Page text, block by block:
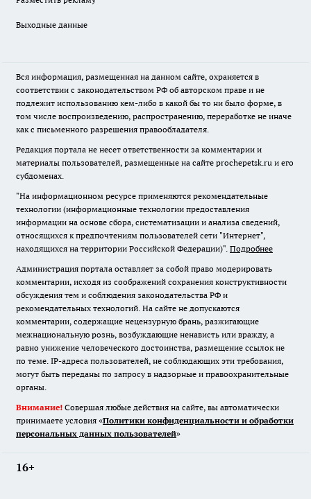
Выходные данные
Вся информация, размещенная на данном сайте, охраняется в
соответствии с законодательством РФ об авторском праве и не
подлежит использованию кем-либо в какой бы то ни было форме, в
том числе воспроизведению, распространению, переработке не иначе
как с письменного разрешения правообладателя.
Редакция портала не несет ответственности за комментарии и
материалы пользователей, размещенные на сайте prochepetsk.ru и его
субдоменах.
"На информационном ресурсе применяются рекомендательные
технологии (информационные технологии предоставления
информации на основе сбора, систематизации и анализа сведений,
относящихся к предпочтениям пользователей сети "Интернет",
находящихся на территории Российской Федерации)". Подробнее
Администрация портала оставляет за собой право модерировать
комментарии, исходя из соображений сохранения конструктивности
обсуждения тем и соблюдения законодательства РФ и
рекомендательных технологий. На сайте не допускаются
комментарии, содержащие нецензурную брань, разжигающие
межнациональную рознь, возбуждающие ненависть или вражду, а
равно унижение человеческого достоинства, размещение ссылок не
по теме. IP-адреса пользователей, не соблюдающих эти требования,
могут быть переданы по запросу в надзорные и правоохранительные
органы.
Внимание! Совершая любые действия на сайте, вы автоматически
принимаете условия «Политики конфиденциальности и обработки
персональных данных пользователей»
16+